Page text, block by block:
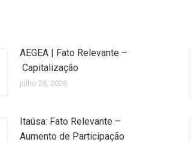
AEGEA | Fato Relevante –
Capitalização
julho 28, 2026
Itaúsa: Fato Relevante –
Aumento de Participação